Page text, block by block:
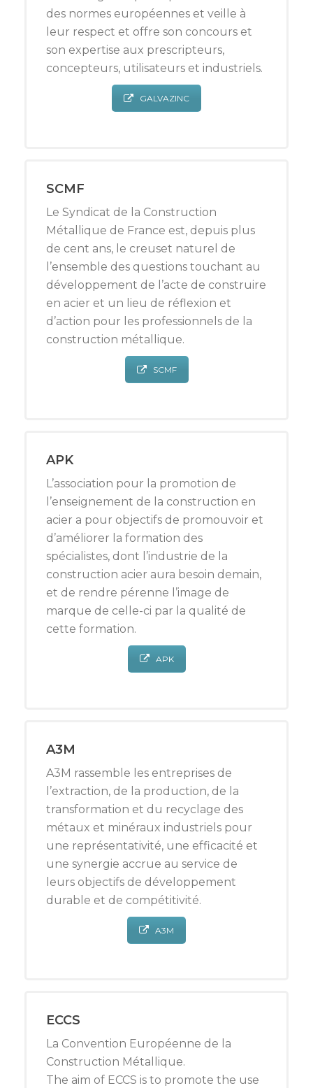
des normes européennes et veille à
leur respect et offre son concours et
son expertise aux prescripteurs,
concepteurs, utilisateurs et industriels.
GALVAZINC
SCMF
Le Syndicat de la Construction
Métallique de France est, depuis plus
de cent ans, le creuset naturel de
l’ensemble des questions touchant au
développement de l’acte de construire
en acier et un lieu de réflexion et
d’action pour les professionnels de la
construction métallique.
SCMF
APK
L’association pour la promotion de
l’enseignement de la construction en
acier a pour objectifs de promouvoir et
d’améliorer la formation des
spécialistes, dont l’industrie de la
construction acier aura besoin demain,
et de rendre pérenne l’image de
marque de celle-ci par la qualité de
cette formation.
APK
A3M
A3M rassemble les entreprises de
l’extraction, de la production, de la
transformation et du recyclage des
métaux et minéraux industriels pour
une représentativité, une efficacité et
une synergie accrue au service de
leurs objectifs de développement
durable et de compétitivité.
A3M
ECCS
La Convention Européenne de la
Construction Métallique.
The aim of ECCS is to promote the use